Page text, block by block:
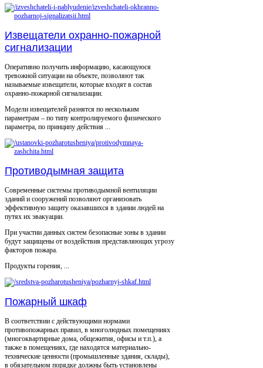
Извещатели охранно-пожарной
сигнализации
Оперативно получить информацию, касающуюся
тревожной ситуации на объекте, позволяют так
называемые извещатели, которые входят в состав
охранно-пожарной сигнализации.
Модели извещателей разнятся по нескольким
параметрам – по типу контролируемого физического
параметра, по принципу действия ...
Противодымная защита
Современные системы противодымной вентиляции
зданий и сооружений позволяют организовать
эффективную защиту оказавшихся в здании людей на
путях их эвакуации.
При участии данных систем безопасные зоны в здании
будут защищены от воздействия представляющих угрозу
факторов пожара.
Продукты горения, ...
Пожарный шкаф
В соответствии с действующими нормами
противопожарных правил, в многолюдных помещениях
(многоквартирные дома, общежития, офисы и т.п.), а
также в помещениях, где находятся материально-
технические ценности (промышленные здания, склады),
в обязательном порядке должны быть установлены